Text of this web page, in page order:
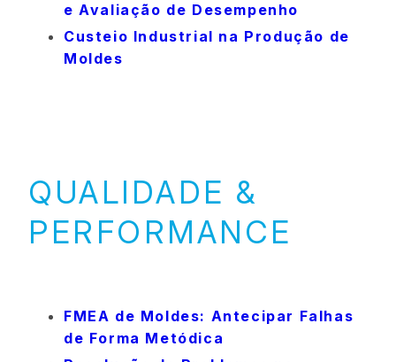
e Avaliação de Desempenho
Custeio Industrial na Produção de
Moldes
QUALIDADE &
PERFORMANCE
FMEA de Moldes: Antecipar Falhas
de Forma Metódica